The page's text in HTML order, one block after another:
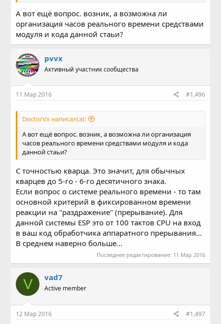
А вот ещё вопрос. возник, а возможна ли
организация часов реального времени средствами
модуля и кода данной стаьи?
pvvx
Активный участник сообщества
11 Мар 2016 #1,496
DoctorVx написал(а):
А вот ещё вопрос. возник, а возможна ли организация
часов реального времени средствами модуля и кода
данной стаьи?
С точностью кварца. Это значит, для обычных
кварцев до 5-го - 6-го десятичного знака.
Если вопрос о системе реального времени - то там
основной критерий в фиксированном времени
реакции на "раздражение" (прерывание). Для
данной системы ESP это от 100 тактов CPU на вход
в ваш код обработчика аппаратного прерывания...
В среднем наверно больше...
Последнее редактирование: 11 Мар 2016
V vad7
Active member
12 Мар 2016 #1,497